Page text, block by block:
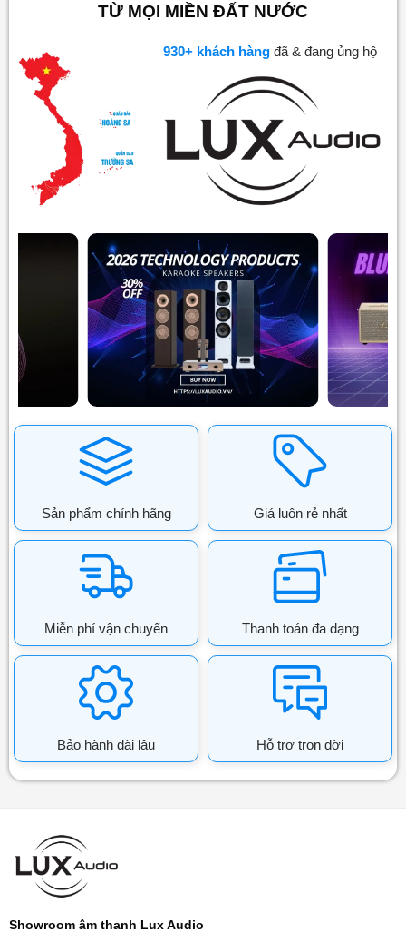
TỪ MỌI MIỀN ĐẤT NƯỚC
998+ khách hàng đã & đang ủng hộ
Sản phẩm chính hãng Giá luôn rẻ nhất
Miễn phí vận chuyển Thanh toán đa dạng
Bảo hành dài lâu Hỗ trợ trọn đời
Showroom âm thanh Lux Audio